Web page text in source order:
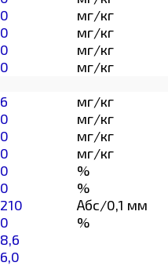
0
мг/кг
0
мг/кг
0
мг/кг
0
мг/кг
6
мг/кг
0
мг/кг
0
мг/кг
0
мг/кг
0
%
0
%
210
Абс/0,1 мм
0
%
8,6
6,0